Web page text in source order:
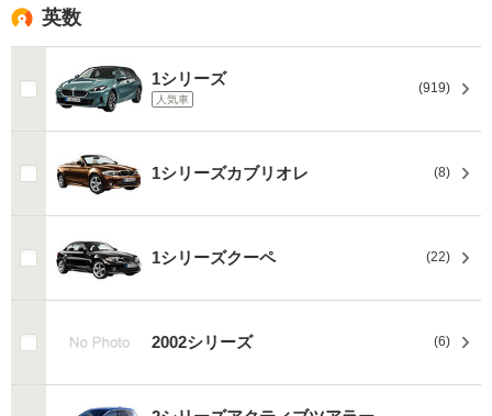
英数
1シリーズ
人気車
(919)
1シリーズカブリオレ (8)
1シリーズクーペ (22)
2002シリーズ (6)